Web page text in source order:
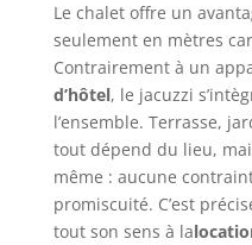
Le chalet offre un
seulement en mètres
Contrairement à un
d’hôtel, le jacuzzi
l’ensemble. Terrasse,
tout dépend du lieu,
même : aucune
promiscuité. C’est
tout son sens à la